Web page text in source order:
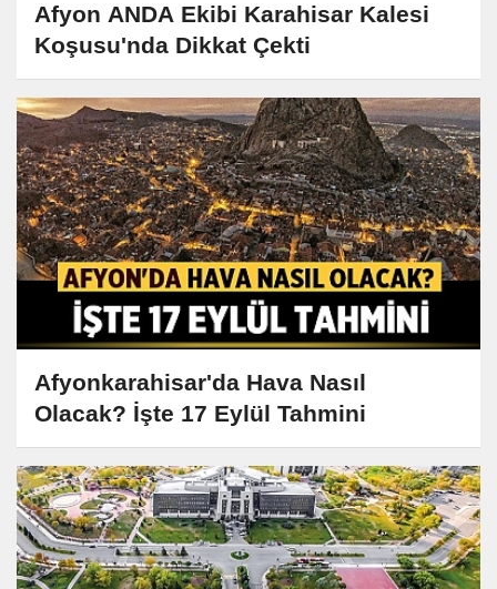
Afyon ANDA Ekibi Karahisar Kalesi
Koşusu'nda Dikkat Çekti
Afyonkarahisar'da Hava Nasıl
Olacak? İşte 17 Eylül Tahmini